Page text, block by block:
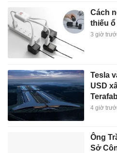
Cách
thiếu ổ
3 giờ
Tesla
USD
Terafab
4 giờ
Ông
Sở